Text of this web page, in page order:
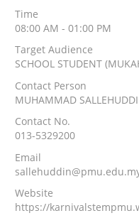
Time
08:00 AM - 01:00 PM
Target Audience
SCHOOL STUDENT
Contact Person
MUHAMMAD
Contact No.
013-5329200
Email
Website
https://